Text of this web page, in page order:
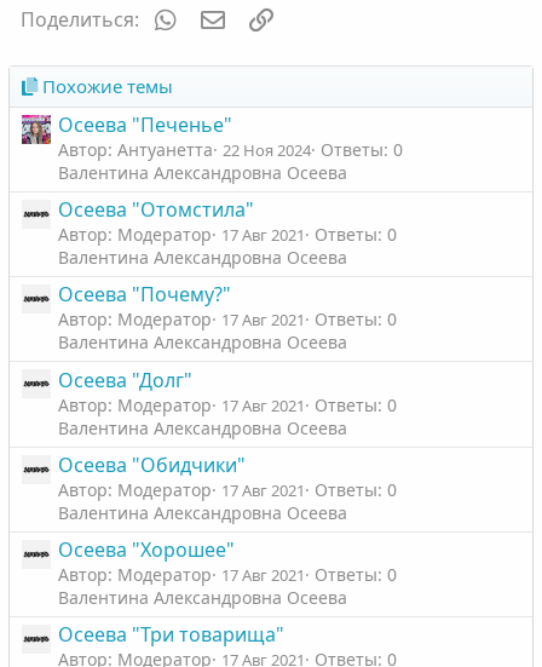
и
Поделиться: WhatsAppЭлектронная почта
Похожие темы
Осеева "Печенье"
Автор: Антуанетта 22 Ноя 2024 Ответы: 0
Валентина Александровна Осеева
Осеева "Отомстила"
Автор: Модератор 17 Авг 2021
Ответы: 0
Валентина Александровна Осеева
Осеева "Почему?"
Автор: Модератор 17 Авг 2021
Ответы: 0
Валентина Александровна Осеева
Осеева "Долг"
Автор: Модератор 17 Авг 2021
Ответы: 0
Валентина Александровна Осеева
Осеева "Обидчики"
Автор: Модератор 17 Авг 2021
Ответы: 0
Валентина Александровна Осеева
Осеева "Хорошее"
Автор: Модератор 17 Авг 2021
Ответы: 0
Валентина Александровна Осеева
Осеева "Три товарища"
Автор: Модератор 17 Авг 2021
Ответы: 0